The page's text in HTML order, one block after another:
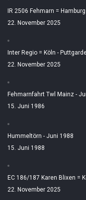
IR 2506 Fehmarn =
22. November 2025
Inter Regio = Köln -
22. November 2025
Fehmarnfahrt Twl Mainz -
15. Juni 1986
Hummeltörn - Juni 1988
15. Juni 1988
EC 186/187 Karen Blixen =
22. November 2025